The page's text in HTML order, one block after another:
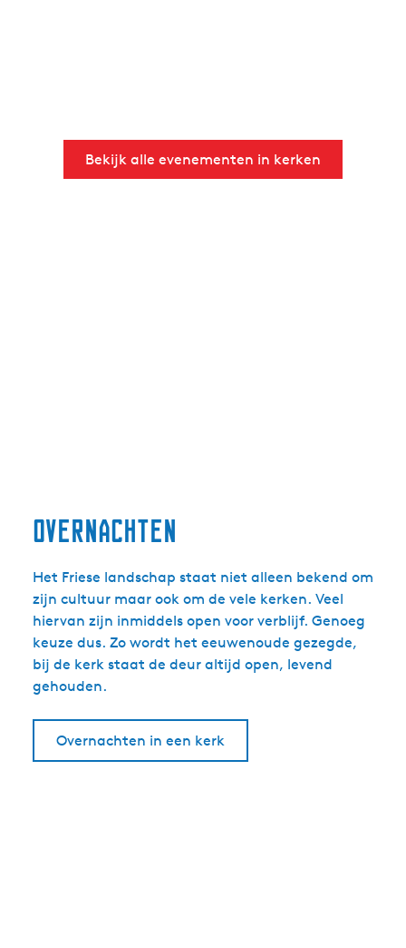
Bekijk alle evenementen in kerken
overnachten
Het Friese landschap staat niet alleen bekend om
zijn cultuur maar ook om de vele kerken. Veel
hiervan zijn inmiddels open voor verblijf. Genoeg
keuze dus. Zo wordt het eeuwenoude gezegde,
bij de kerk staat de deur altijd open, levend
gehouden.
Overnachten in een kerk